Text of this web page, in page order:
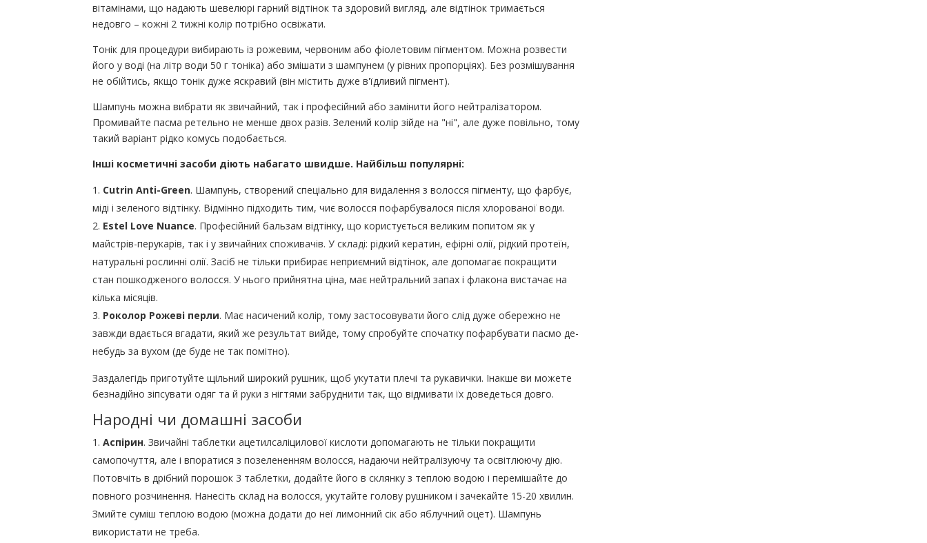
вітамінами, що надають шевелюрі гарний відтінок та здоровий вигляд, але відтінок тримається
недовго – кожні 2 тижні колір потрібно освіжати.
Тонік для процедури вибирають із рожевим, червоним або фіолетовим пігментом. Можна розвести
його у воді (на літр води 50 г тоніка) або змішати з шампунем (у рівних пропорціях). Без розмішування
не обійтись, якщо тонік дуже яскравий (він містить дуже в'їдливий пігмент).
Шампунь можна вибрати як звичайний, так і професійний або замінити його нейтралізатором.
Промивайте пасма ретельно не менше двох разів. Зелений колір зійде на "ні", але дуже повільно, тому
такий варіант рідко комусь подобається.
Інші косметичні засоби діють набагато швидше. Найбільш популярні:
Cutrin Anti-Green. Шампунь, створений спеціально для видалення з волосся пігменту, що фарбує,
міді і зеленого відтінку. Відмінно підходить тим, чиє волосся пофарбувалося після хлорованої води.
Estel Love Nuance. Професійний бальзам відтінку, що користується великим попитом як у
майстрів-перукарів, так і у звичайних споживачів. У складі: рідкий кератин, ефірні олії, рідкий протеїн,
натуральні рослинні олії. Засіб не тільки прибирає неприємний відтінок, але допомагає покращити
стан пошкодженого волосся. У нього прийнятна ціна, має нейтральний запах і флакона вистачає на
кілька місяців.
Роколор Рожеві перли. Має насичений колір, тому застосовувати його слід дуже обережно не
завжди вдається вгадати, який же результат вийде, тому спробуйте спочатку пофарбувати пасмо де-
небудь за вухом (де буде не так помітно).
Заздалегідь приготуйте щільний широкий рушник, щоб укутати плечі та рукавички. Інакше ви можете
безнадійно зіпсувати одяг та й руки з нігтями забруднити так, що відмивати їх доведеться довго.
Народні чи домашні засоби
Аспірин. Звичайні таблетки ацетилсаліцилової кислоти допомагають не тільки покращити
самопочуття, але і впоратися з позелененням волосся, надаючи нейтралізуючу та освітлюючу дію.
Потовчіть в дрібний порошок 3 таблетки, додайте його в склянку з теплою водою і перемішайте до
повного розчинення. Нанесіть склад на волосся, укутайте голову рушником і зачекайте 15-20 хвилин.
Змийте суміш теплою водою (можна додати до неї лимонний сік або яблучний оцет). Шампунь
використати не треба.